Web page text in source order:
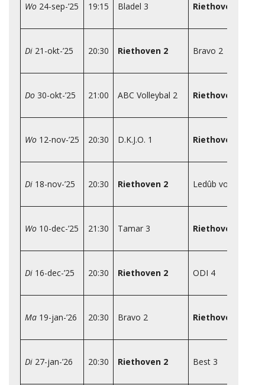
Wo 24-sep-’25 19:15 Bladel 3 Riethoven 2
Di 21-okt-’25 20:30 Riethoven 2 Bravo 2
Do 30-okt-’25 21:00 ABC Volleybal 2 Riethoven 2
Wo 12-nov-’25 20:30 D.K.J.O. 1 Riethoven 2
Di 18-nov-’25 20:30 Riethoven 2 Ledûb volleybal 2
Wo 10-dec-’25 21:30 Tamar 3 Riethoven 2
Di 16-dec-’25 20:30 Riethoven 2 ODI 4
Ma 19-jan-’26 20:30 Bravo 2 Riethoven 2
Di 27-jan-’26 20:30 Riethoven 2 Best 3